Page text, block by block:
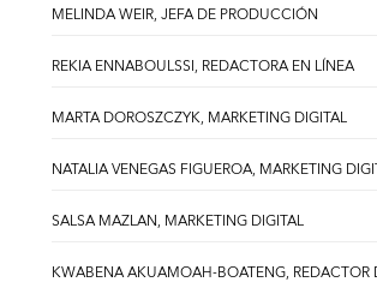
MELINDA WEIR, JEFA DE PRODUCCIÓN
REKIA ENNABOULSSI, REDACTORA EN LÍNEA
MARTA DOROSZCZYK, MARKETING DIGITAL
NATALIA VENEGAS FIGUEROA, MARKETING
SALSA MAZLAN, MARKETING DIGITAL
KWABENA AKUAMOAH-BOATENG, REDACTOR